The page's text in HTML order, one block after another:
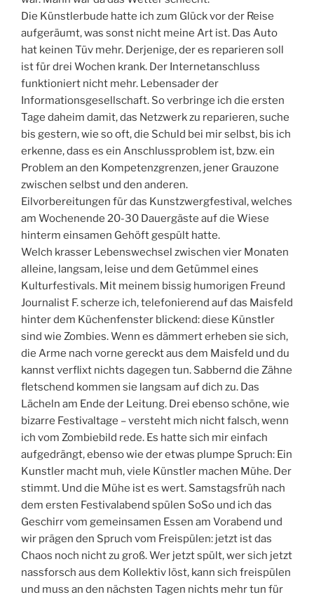
Die Künstlerbude hatte ich zum Glück vor der Reise
aufgeräumt, was sonst nicht meine Art ist. Das Auto
hat keinen Tüv mehr. Derjenige, der es reparieren soll
ist für drei Wochen krank. Der Internetanschluss
funktioniert nicht mehr. Lebensader der
Informationsgesellschaft. So verbringe ich die ersten
Tage daheim damit, das Netzwerk zu reparieren, suche
bis gestern, wie so oft, die Schuld bei mir selbst, bis ich
erkenne, dass es ein Anschlussproblem ist, bzw. ein
Problem an den Kompetenzgrenzen, jener Grauzone
zwischen selbst und den anderen.
Eilvorbereitungen für das Kunstzwergfestival, welches
am Wochenende 20-30 Dauergäste auf die Wiese
hinterm einsamen Gehöft gespült hatte.
Welch krasser Lebenswechsel zwischen vier Monaten
alleine, langsam, leise und dem Getümmel eines
Kulturfestivals. Mit meinem bissig humorigen Freund
Journalist F. scherze ich, telefonierend auf das Maisfeld
hinter dem Küchenfenster blickend: diese Künstler
sind wie Zombies. Wenn es dämmert erheben sie sich,
die Arme nach vorne gereckt aus dem Maisfeld und du
kannst verflixt nichts dagegen tun. Sabbernd die Zähne
fletschend kommen sie langsam auf dich zu. Das
Lächeln am Ende der Leitung. Drei ebenso schöne, wie
bizarre Festivaltage – versteht mich nicht falsch, wenn
ich vom Zombiebild rede. Es hatte sich mir einfach
aufgedrängt, ebenso wie der etwas plumpe Spruch: Ein
Kunstler macht muh, viele Künstler machen Mühe. Der
stimmt. Und die Mühe ist es wert. Samstagsfrüh nach
dem ersten Festivalabend spülen SoSo und ich das
Geschirr vom gemeinsamen Essen am Vorabend und
wir prägen den Spruch vom Freispülen: jetzt ist das
Chaos noch nicht zu groß. Wer jetzt spült, wer sich jetzt
nassforsch aus dem Kollektiv löst, kann sich freispülen
und muss an den nächsten Tagen nichts mehr tun für